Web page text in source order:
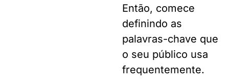
Então, comece
definindo as
palavras-chave que
o seu público usa
frequentemente.